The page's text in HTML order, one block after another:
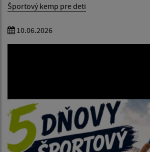
Športový kemp pre deti
10.06.2026